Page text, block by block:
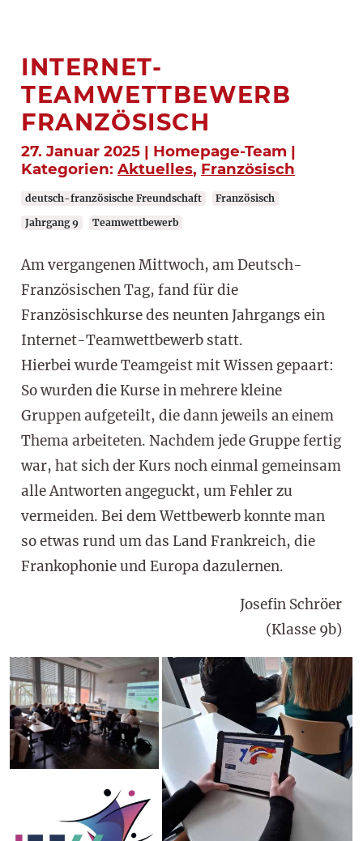
INTERNET-
TEAMWETTBEWERB
FRANZÖSISCH
27. Januar 2025 | Homepage-Team |
Kategorien: Aktuelles, Französisch
deutsch-französische Freundschaft
Französisch
Jahrgang 9
Teamwettbewerb
Am vergangenen Mittwoch, am Deutsch-
Französischen Tag, fand für die
Französischkurse des neunten Jahrgangs ein
Internet-Teamwettbewerb statt.
Hierbei wurde Teamgeist mit Wissen gepaart:
So wurden die Kurse in mehrere kleine
Gruppen aufgeteilt, die dann jeweils an einem
Thema arbeiteten. Nachdem jede Gruppe fertig
war, hat sich der Kurs noch einmal gemeinsam
alle Antworten angeguckt, um Fehler zu
vermeiden. Bei dem Wettbewerb konnte man
so etwas rund um das Land Frankreich, die
Frankophonie und Europa dazulernen.
Josefin Schröer
(Klasse 9b)